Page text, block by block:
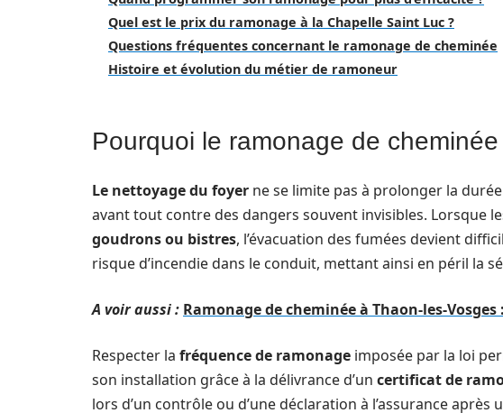
Quel est le prix du ramonage à la Chapelle Saint Luc ?
Questions fréquentes concernant le ramonage de cheminée
Histoire et évolution du métier de ramoneur
Pourquoi le ramonage de
Le nettoyage du foyer ne se limite pas à prolonger la
avant tout contre des dangers souvent invisibles. Lorsque
goudrons ou bistres, l’évacuation des fumées devient
risque d’incendie dans le conduit, mettant ainsi en péril la
A voir aussi : Ramonage de cheminée à Thaon-les-
Respecter la fréquence de ramonage imposée par la loi
son installation grâce à la délivrance d’un certificat de
lors d’un contrôle ou d’une déclaration à l’assurance après